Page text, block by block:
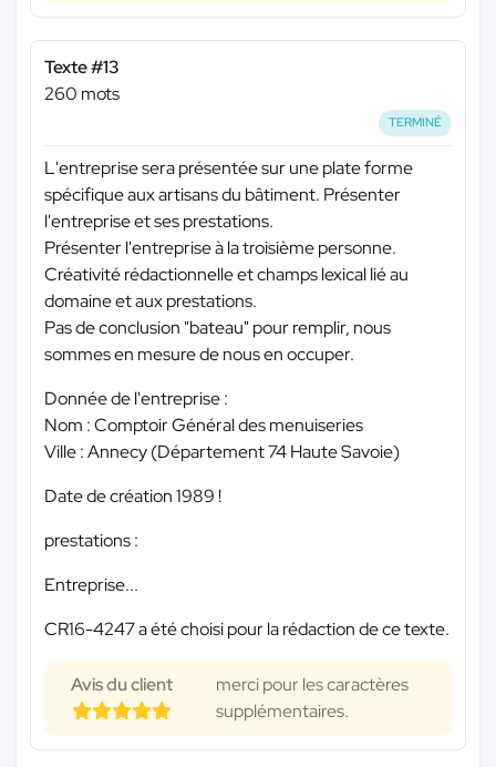
Texte #13
260 mots
TERMINÉ
L'entreprise sera présentée sur une plate forme
spécifique aux artisans du bâtiment. Présenter
l'entreprise et ses prestations.
Présenter l'entreprise à la troisième personne.
Créativité rédactionnelle et champs lexical lié au
domaine et aux prestations.
Pas de conclusion "bateau" pour remplir, nous
sommes en mesure de nous en occuper.
Donnée de l'entreprise :
Nom : Comptoir Général des menuiseries
Ville : Annecy (Département 74 Haute Savoie)
Date de création 1989 !
prestations :
Entreprise...
CR16-4247 a été choisi pour la rédaction de ce texte.
Avis du client
merci pour les caractères
supplémentaires.